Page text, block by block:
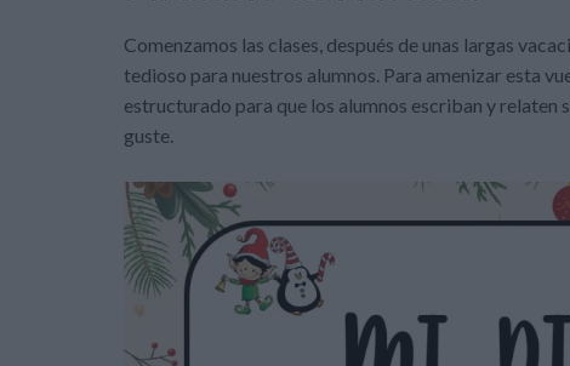
Comenzamos las clases, después de unas largas
tedioso para nuestros alumnos. Para amenizar esta
estructurado para que los alumnos escriban y relaten
guste.